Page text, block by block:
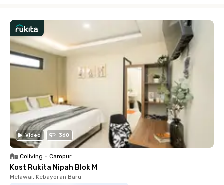
Video 360
Coliving • Campur
Kost Rukita Nipah Blok M
Melawai, Kebayoran Baru